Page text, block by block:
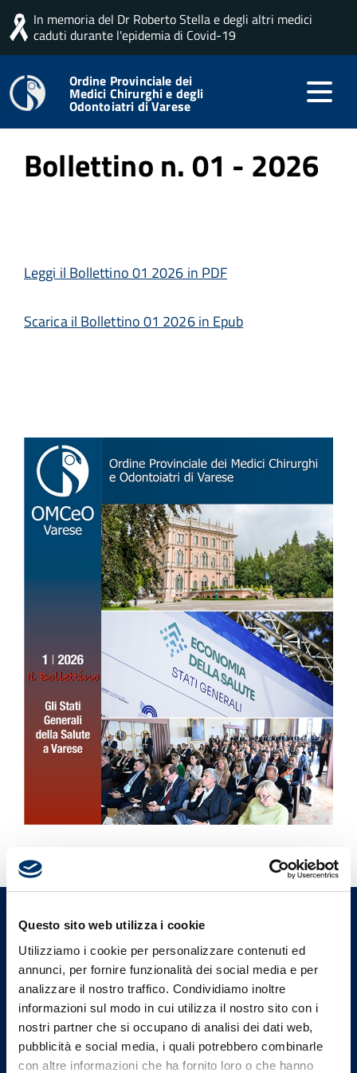
Questo sito web utilizza i cookie
Utilizziamo i cookie per personalizzare contenuti ed
annunci, per fornire funzionalità dei social media e per
analizzare il nostro traffico. Condividiamo inoltre
informazioni sul modo in cui utilizza il nostro sito con i
nostri partner che si occupano di analisi dei dati web,
pubblicità e social media, i quali potrebbero combinarle
con altre informazioni che ha fornito loro o che hanno
In memoria del Dr Roberto Stella e degli altri medici
caduti durante l'epidemia di Covid-19
Ordine Provinciale dei
Medici Chirurghi e degli
Odontoiatri di Varese
Home Formazione Ultimo Bollettino
Pubblicato: 01 Aprile 2026
Bollettino n. 01 - 2026
Leggi il Bollettino 01 2026 in PDF
Scarica il Bollettino 01 2026 in Epub
Ordine Provinciale dei Medici
Chirurghi e degli Odontoiatri
di Varese
Indirizzi email